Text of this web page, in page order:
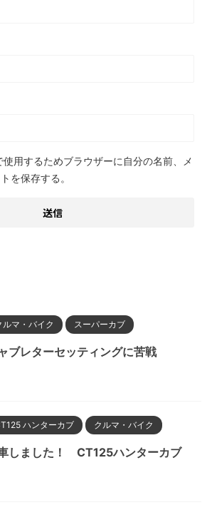
用するためブラウザーに自分の名前、メ
を保存する。
ルマ・バイク スーパーカブ
ブレターセッティングに苦戦
ハンターカブ クルマ・バイク
しました！ CT125ハンターカブ